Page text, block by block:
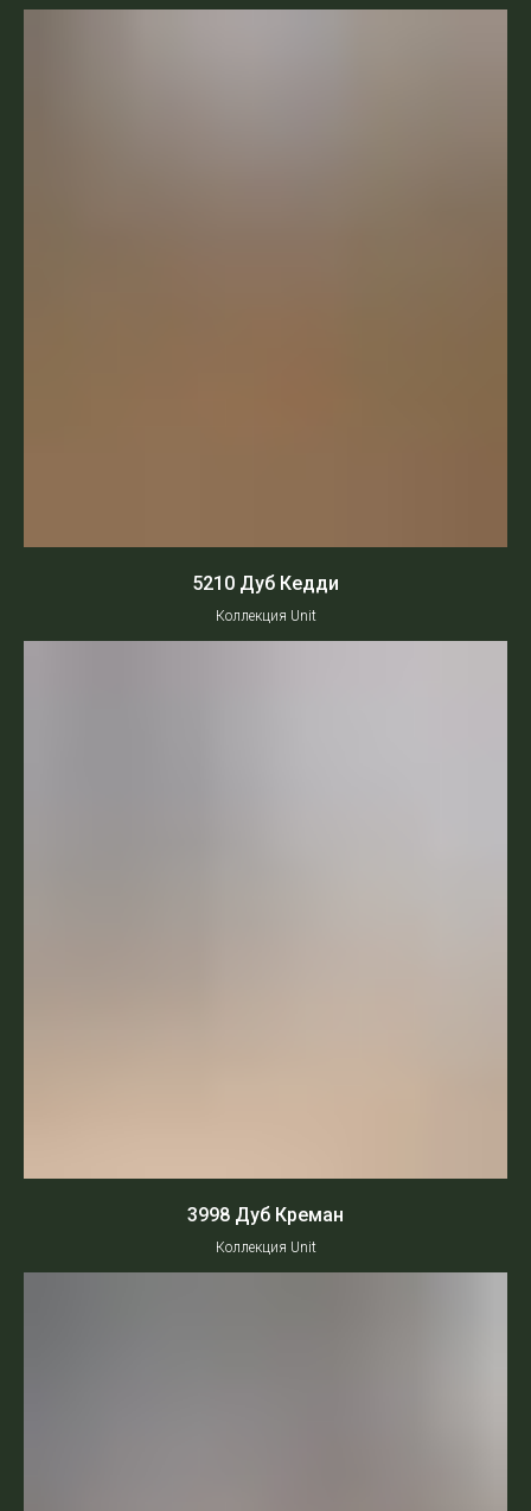
5210 Дуб Кедди
Коллекция Unit
3998 Дуб Креман
Коллекция Unit